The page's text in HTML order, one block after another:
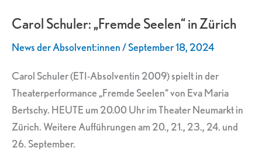
Carol Schuler: „Fremde Seelen“ in Zürich
News der Absolvent:innen/September 18, 2024
Carol Schuler (ETI-Absolventin 2009) spielt in der
Theaterperformance „Fremde Seelen“ von Eva Maria
Bertschy. HEUTE um 20.00 Uhr im Theater Neumarkt in
Zürich. Weitere Aufführungen am 20., 21., 23., 24. und
26. September.
„Fremde
Zürich